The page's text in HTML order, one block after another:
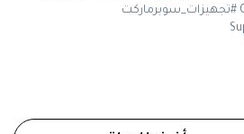
#ثلاجات_عرض #Cold_Display #تجهيزات_سوبرماركت